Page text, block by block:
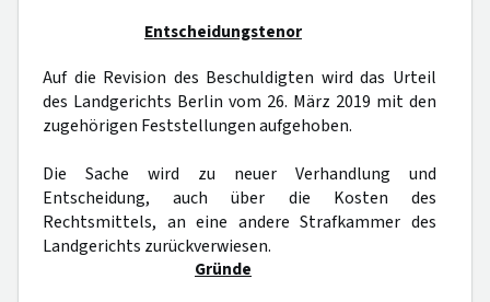
Entscheidungstenor
Auf die Revision des Beschuldigten wird das Urteil
des Landgerichts Berlin vom 26. März 2019 mit den
zugehörigen Feststellungen aufgehoben.
Die Sache wird zu neuer Verhandlung und
Entscheidung, auch über die Kosten des
Rechtsmittels, an eine andere Strafkammer des
Landgerichts zurückverwiesen.
Gründe